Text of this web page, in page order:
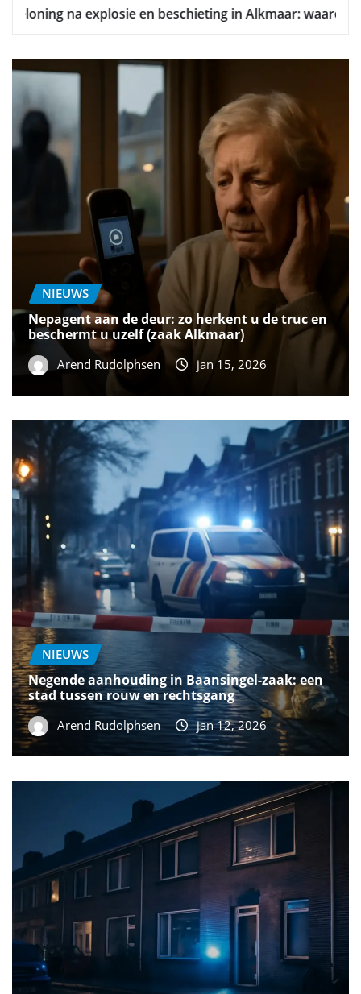
wie zag de mishandeling op het Westhoffpad bij
NIEUWS
Nepagent aan de deur: zo herkent u de truc en
beschermt u uzelf (zaak Alkmaar)
Arend Rudolphsen jan 15, 2026
NIEUWS
Negende aanhouding in Baansingel-zaak: een
stad tussen rouw en rechtsgang
Arend Rudolphsen jan 12, 2026